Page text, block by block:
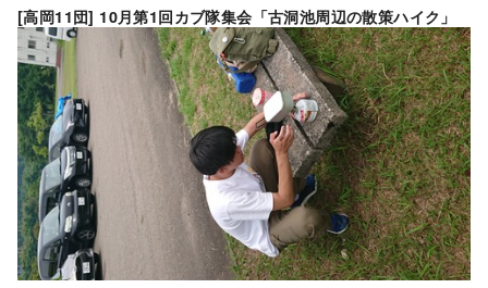
[高岡11団] 10月第1回カブ隊集会「古洞池周辺の散策ハイク」